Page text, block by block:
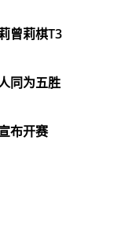
曾莉棋T3
同为五胜
布开赛